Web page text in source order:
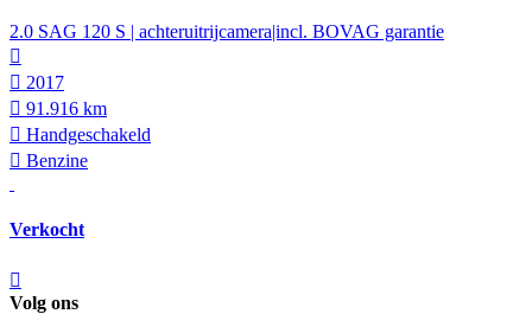
2.0 SAG 120 S | achteruitrijcamera|incl. BOVAG garantie
2017
91.916 km
Hand­geschakeld
Benzine
Verkocht
Volg ons